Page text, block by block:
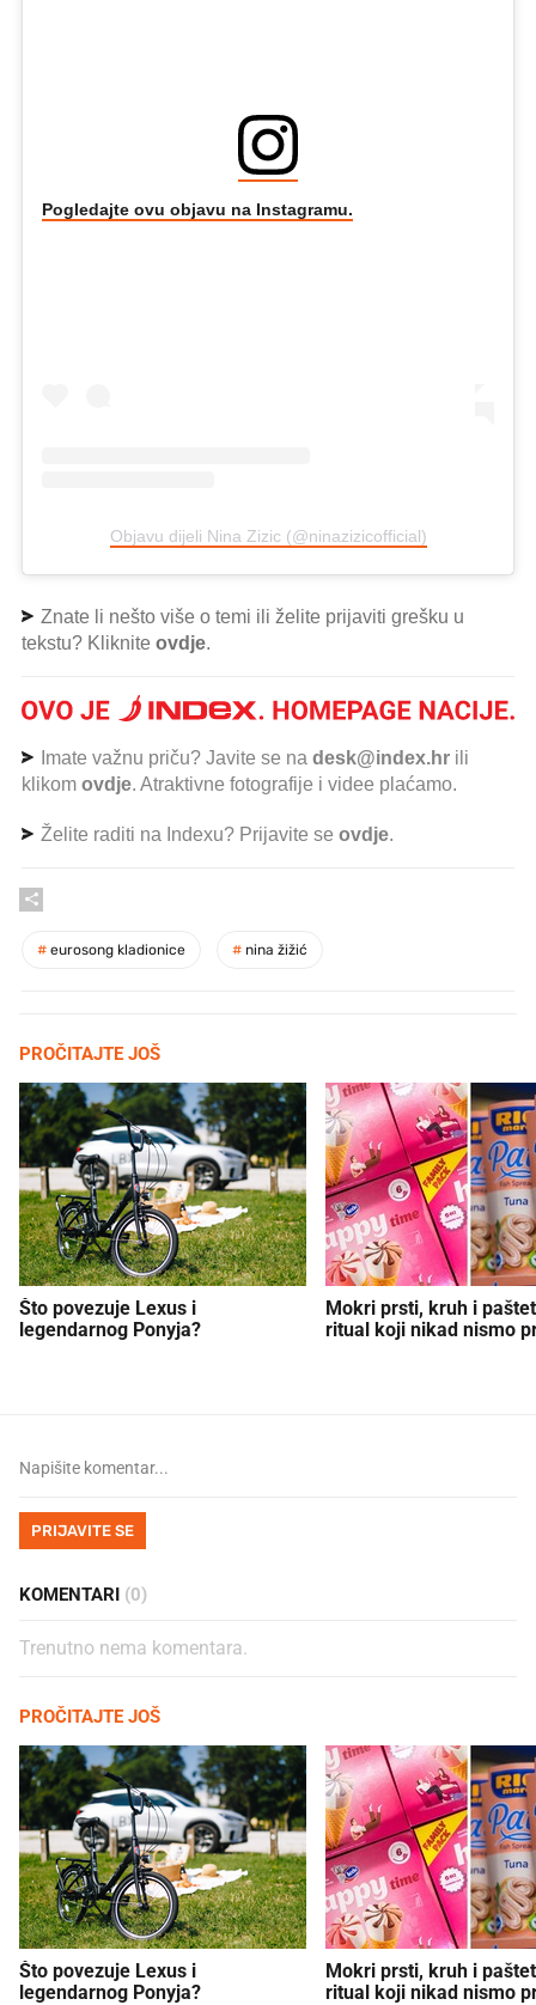
Pogledajte ovu objavu na Instagramu.
Objavu dijeli Nina Zizic (@ninazizicofficial)
Znate li nešto više o temi ili želite prijaviti grešku u
tekstu? Kliknite ovdje.
Imate važnu priču? Javite se na desk@index.hr ili
klikom ovdje. Atraktivne fotografije i videe plaćamo.
Želite raditi na Indexu? Prijavite se ovdje.
# eurosong kladionice # nina žižić
PROČITAJTE JOŠ
Što povezuje Lexus i
legendarnog Ponyja?
Mokri prsti, kruh i
ritual koji nikad nismo
PRIJAVITE SE
KOMENTARI (0)
Trenutno nema komentara.
PROČITAJTE JOŠ
Što povezuje Lexus i
legendarnog Ponyja?
Mokri prsti, kruh i
ritual koji nikad nismo